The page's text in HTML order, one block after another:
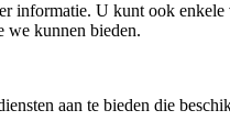
informatie. U kunt ook
we kunnen bieden.
aan te bieden die